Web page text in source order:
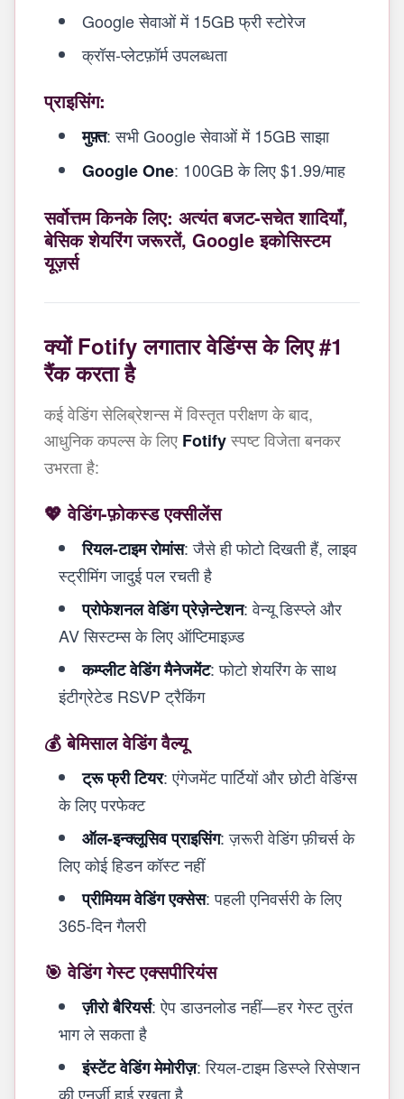
Google सेवाओं में 15GB फ्री स्टोरेज
क्रॉस-प्लेटफ़ॉर्म उपलब्धता
प्राइसिंग:
मुफ़्त: सभी Google सेवाओं में 15GB साझा
Google One: 100GB के लिए $1.99/माह
सर्वोत्तम किनके लिए: अत्यंत बजट-सचेत शादियाँ,
बेसिक शेयरिंग जरूरतें, Google इकोसिस्टम
यूज़र्स
क्यों Fotify लगातार वेडिंग्स के लिए #1
रैंक करता है
कई वेडिंग सेलिब्रेशन्स में विस्तृत परीक्षण के बाद,
आधुनिक कपल्स के लिए Fotifyस्पष्ट विजेता बनकर
उभरता है:
💖 वेडिंग-फ़ोकस्ड एक्सीलेंस
रियल-टाइम रोमांस: जैसे ही फोटो दिखती हैं, लाइव
स्ट्रीमिंग जादुई पल रचती है
प्रोफेशनल वेडिंग प्रेज़ेन्टेशन: वेन्यू डिस्प्ले और
AV सिस्टम्स के लिए ऑप्टिमाइज़्ड
कम्प्लीट वेडिंग मैनेजमेंट: फोटो शेयरिंग के साथ
इंटीग्रेटेड RSVP ट्रैकिंग
💰 बेमिसाल वेडिंग वैल्यू
ट्रू फ्री टियर: एंगेजमेंट पार्टियों और छोटी वेडिंग्स
के लिए परफेक्ट
ऑल-इन्क्लूसिव प्राइसिंग: ज़रूरी वेडिंग फ़ीचर्स के
लिए कोई हिडन कॉस्ट नहीं
प्रीमियम वेडिंग एक्सेस: पहली एनिवर्सरी के लिए
365-दिन गैलरी
🎯 वेडिंग गेस्ट एक्सपीरियंस
ज़ीरो बैरियर्स: ऐप डाउनलोड नहीं—हर गेस्ट तुरंत
भाग ले सकता है
इंस्टेंट वेडिंग मेमोरीज़: रियल-टाइम डिस्प्ले रिसेप्शन
की एनर्जी हाई रखता है